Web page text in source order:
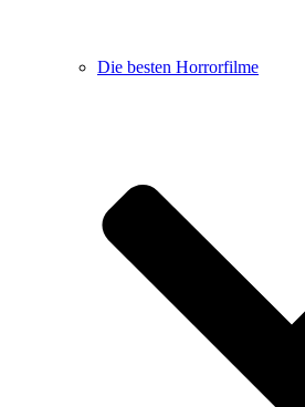
Die besten Horrorfilme